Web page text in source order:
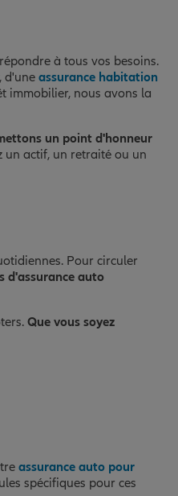
à tous vos besoins.
d'une assurance habitation
immobilier, nous avons la
un point d'honneur
un actif, un retraité ou un
Pour circuler
d'assurance auto
Que vous soyez
assurance auto pour
spécifiques pour ces